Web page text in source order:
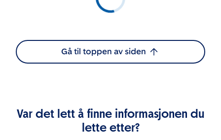
Gå til toppen av siden
Var det lett å finne informasjonen du
lette etter?